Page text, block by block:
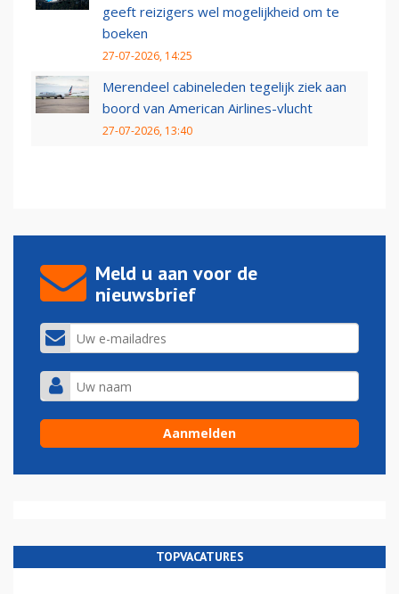
geeft reizigers wel mogelijkheid om te
boeken
27-07-2026, 14:25
Merendeel cabineleden tegelijk ziek aan
boord van American Airlines-vlucht
27-07-2026, 13:40
Meld u aan voor de
nieuwsbrief
TOPVACATURES